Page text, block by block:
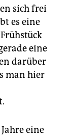
sich frei
es eine
eine
darüber
man hier
eine